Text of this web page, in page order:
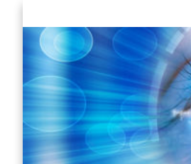
to
content
vinivida.lk